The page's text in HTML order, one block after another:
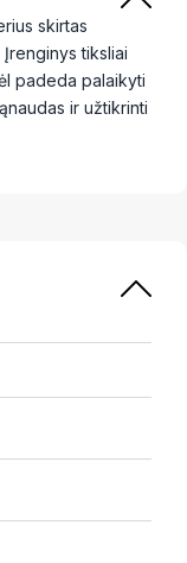
skirtas
tiksliai
padeda palaikyti
ir užtikrinti